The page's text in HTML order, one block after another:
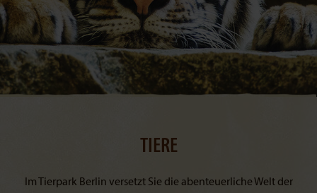
TIERE
Im Tierpark Berlin versetzt Sie die abenteuerliche Welt der